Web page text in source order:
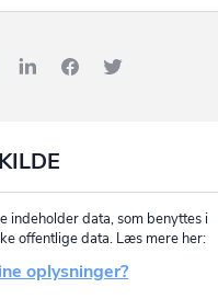
indeholder data, som benyttes i
offentlige data. Læs mere her:
oplysninger?